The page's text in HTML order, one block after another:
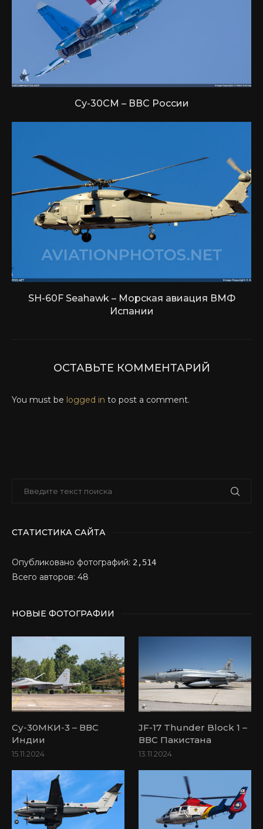
Су-30СМ – ВВС России
SH-60F Seahawk – Морская авиация ВМФ
Испании
ОСТАВЬТЕ КОММЕНТАРИЙ
You must be logged in to post a comment.
СТАТИСТИКА САЙТА
Опубликовано фотографий: 2,514
Всего авторов: 48
НОВЫЕ ФОТОГРАФИИ
Су-30МКИ-3 – ВВС
Индии
15.11.2024
JF-17 Thunder Block 1 –
ВВС Пакистана
13.11.2024